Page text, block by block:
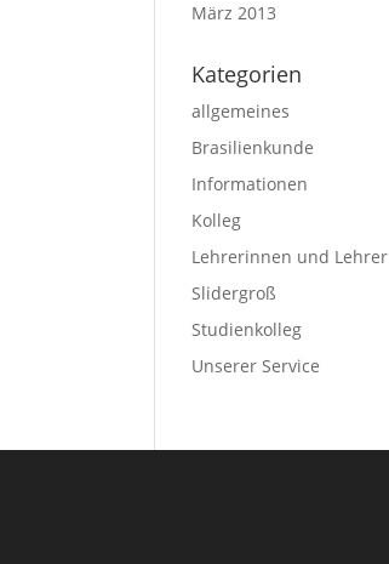
März 2013
Kategorien
allgemeines
Brasilienkunde
Informationen
Kolleg
Lehrerinnen und Lehrer
Slidergroß
Studienkolleg
Unserer Service